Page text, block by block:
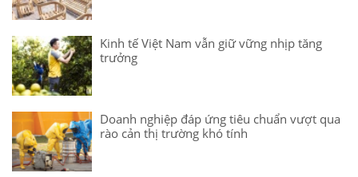
Kinh tế Việt Nam vẫn giữ vững nhịp tăng
trưởng
Doanh nghiệp đáp ứng tiêu chuẩn vượt qua
rào cản thị trường khó tính